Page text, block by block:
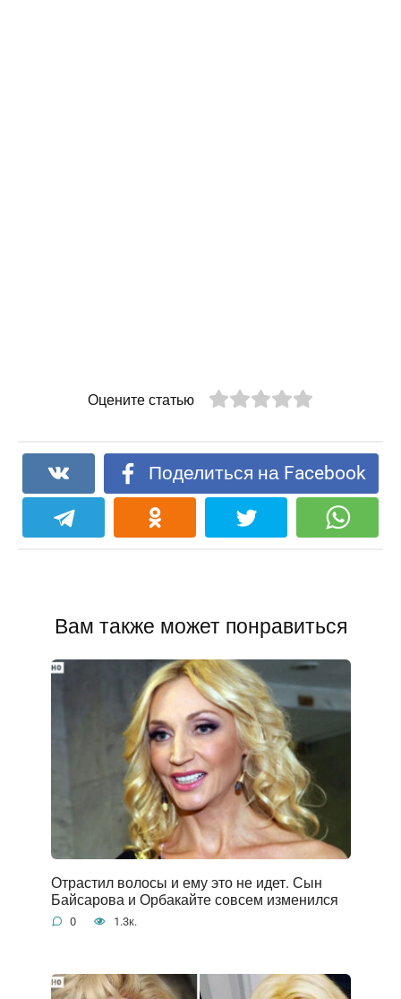
Оцените статью
Поделиться на Facebook
Вам также может понравиться
Отрастил волосы и ему это не идет. Сын
Байсарова и Орбакайте совсем изменился
0 1.3к.